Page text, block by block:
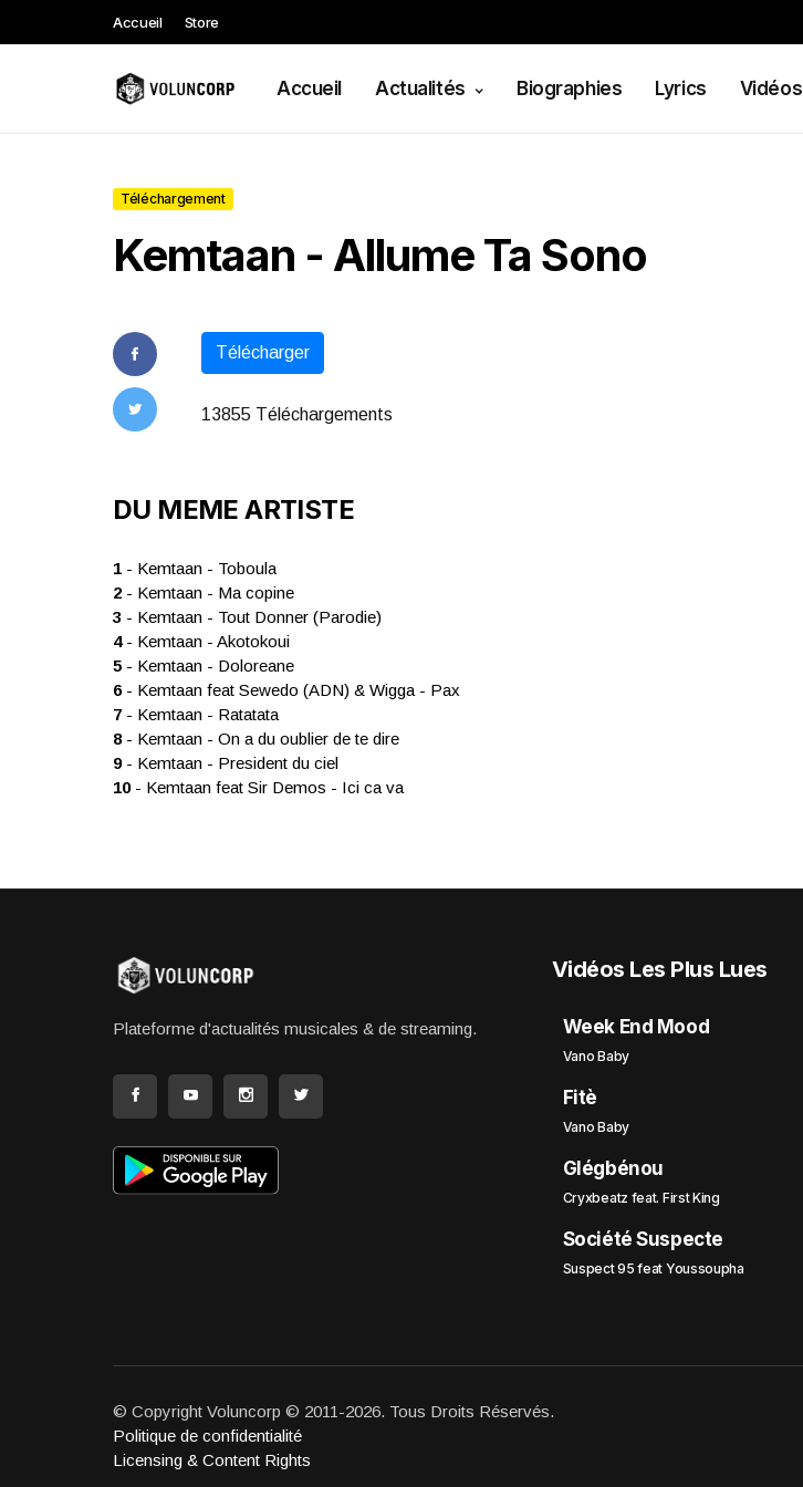
Accueil Store
Accueil Actualités Biographies Lyrics Vidéos
Téléchargement
Kemtaan - Allume Ta Sono
Télécharger
13855 Téléchargements
DU MEME ARTISTE
1 - Kemtaan - Toboula
2 - Kemtaan - Ma copine
3 - Kemtaan - Tout Donner (Parodie)
4- Kemtaan - Akotokoui
5 - Kemtaan - Doloreane
6- Kemtaan feat Sewedo (ADN) & Wigga - Pax
7 - Kemtaan - Ratatata
8- Kemtaan - On a du oublier de te dire
9- Kemtaan - President du ciel
10- Kemtaan feat Sir Demos - Ici ca va
Plateforme d'actualités musicales & de streaming.
Vidéos Les Plus Lues
Week End Mood
Vano Baby
Fitè
Vano Baby
Glégbénou
Cryxbeatz feat. First King
Société Suspecte
Suspect 95 feat Youssoupha
© Copyright Voluncorp © 2011-2026. Tous Droits Réservés.
Politique de confidentialité
Licensing & Content Rights